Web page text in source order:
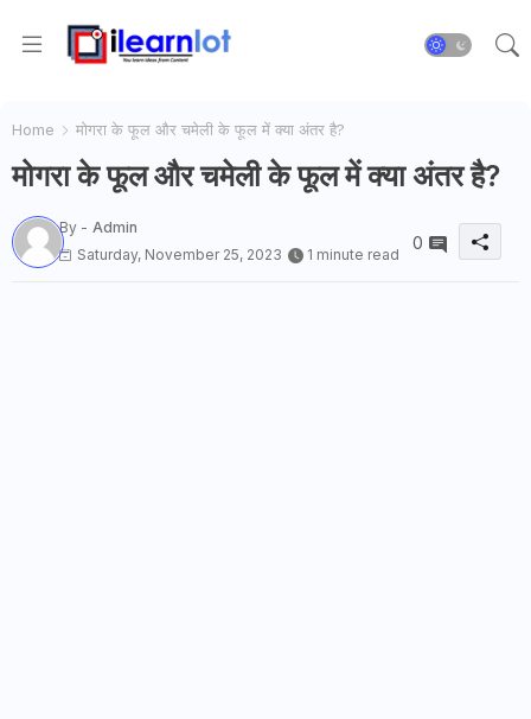
Home मोगरा के फूल और चमेली के फूल में क्या अंतर है?
मोगरा के फूल और चमेली के फूल में क्या अंतर है?
By - Admin
Saturday, November 25, 2023
1 minute read
0